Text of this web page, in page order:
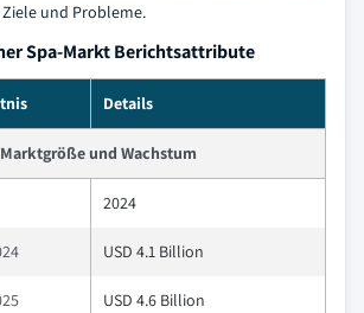
und Probleme.
Spa-Markt Berichtsattribute
Details
Marktgröße und Wachstum
2024
USD 4.1 Billion
USD 4.6 Billion